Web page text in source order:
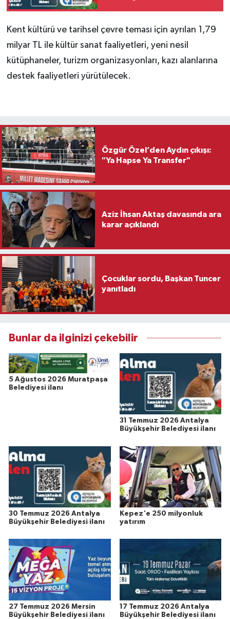
Kent kültürü ve tarihsel çevre teması için ayrılan 1,79
milyar TL ile kültür sanat faaliyetleri, yeni nesil
kütüphaneler, turizm organizasyonları, kazı alanlarına
destek faaliyetleri yürütülecek.
Özgür Özel’den Aydın çıkışı:
"Ya Hapse Ya Transfer"
Aziz İhsan Aktaş davasında ara
karar açıklandı
Çocuklar sordu, Başkan Tuncer
yanıtladı
Bunlar da ilginizi çekebilir
5 Ağustos 2026 Muratpaşa
Belediyesi ilanı
31 Temmuz 2026 Antalya
Büyükşehir Belediyesi ilanı
30 Temmuz 2026 Antalya
Büyükşehir Belediyesi ilanı
Kepez'e 250 milyonluk
yatırım
27 Temmuz 2026 Mersin
Büyükşehir Belediyesi ilanı
17 Temmuz 2026 Antalya
Büyükşehir Belediyesi ilanı